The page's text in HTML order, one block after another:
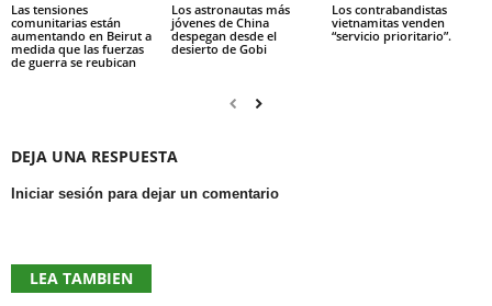
Las tensiones
comunitarias están
aumentando en Beirut a
medida que las fuerzas
de guerra se reubican
Los astronautas más
jóvenes de China
despegan desde el
desierto de Gobi
Los contrabandistas
vietnamitas venden
“servicio prioritario”.
DEJA UNA RESPUESTA
Iniciar sesión para dejar un comentario
LEA TAMBIEN